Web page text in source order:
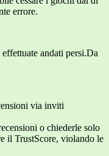
errore.
andati persi.Da
via inviti
o chiederle solo
il TrustScore, violando le